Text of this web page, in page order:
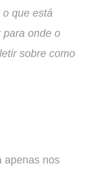
que está
para onde o
sobre como
apenas nos